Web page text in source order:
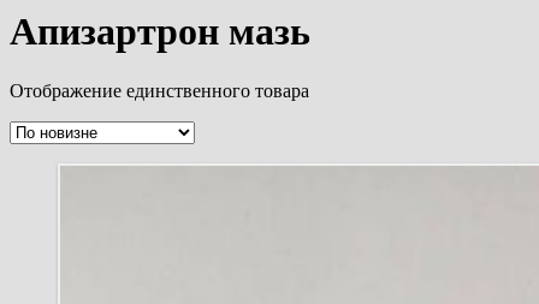
Апизартрон мазь
Отображение единственного товара